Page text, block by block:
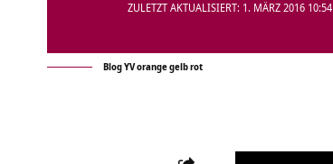
ZULETZT AKTUALISIERT: 1. MÄRZ 2016 10:54
Blog YV orange gelb rot